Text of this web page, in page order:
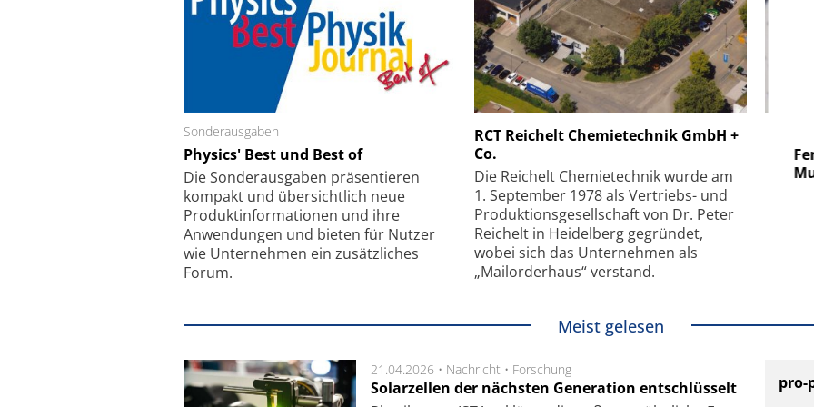
Sonderausgaben
Physics' Best und Best of
Die Sonder­ausgaben präsentieren
kompakt und übersichtlich neue
Produkt­informationen und ihre
Anwendungen und bieten für Nutzer
wie Unternehmen ein zusätzliches
Forum.
RCT Reichelt Chemietechnik GmbH +
Co.
Die Reichelt Chemietechnik wurde am
1. September 1978 als Vertriebs- und
Produktionsgesellschaft von Dr. Peter
Reichelt in Heidelberg gegründet,
wobei sich das Unternehmen als
„Mailorderhaus“ verstand.
Faserkoppler mit Super-
Feinfokussierungsmechanismus
SmarAct GmbH
kleinstem Raum
Meist gelesen
21.04.2026 • Nachricht • Forschung
Solarzellen der nächsten Generation entschlüsselt
pro-